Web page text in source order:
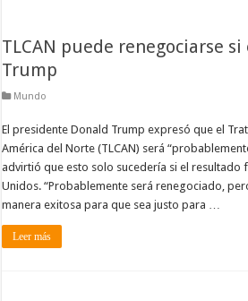
TLCAN puede renegociarse si
Trump
Mundo
El presidente Donald Trump expresó que el
América del Norte (TLCAN) será
advirtió que esto solo sucedería si el resultado
Unidos. “Probablemente será renegociado,
manera exitosa para que sea justo para …
Leer más